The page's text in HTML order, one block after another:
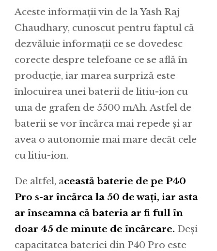
Aceste informații vin de la Yash Raj
Chaudhary, cunoscut pentru faptul că
dezvăluie informații ce se dovedesc
corecte despre telefoane ce se află în
producție, iar marea surpriză este
înlocuirea unei baterii de litiu-ion cu
una de grafen de 5500 mAh. Astfel de
baterii se vor încărca mai repede și ar
avea o autonomie mai mare decât cele
cu litiu-ion.
De altfel, această baterie de pe P40
Pro s-ar încărca la 50 de wați, iar asta
ar înseamna că bateria ar fi full în
doar 45 de minute de încărcare. Deși
capacitatea bateriei din P40 Pro este